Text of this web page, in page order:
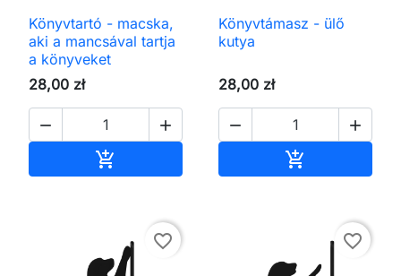
Könyvtartó - macska,
aki a mancsával tartja
a könyveket
28,00 zł
 

Könyvtámasz - ülő
kutya
28,00 zł
 

favorite_border favorite_border